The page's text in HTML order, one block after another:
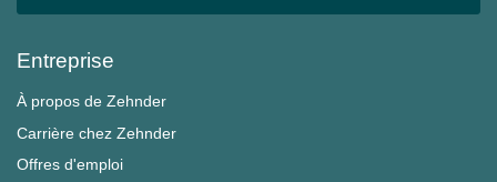
Entreprise
À propos de Zehnder
Carrière chez Zehnder
Offres d'emploi